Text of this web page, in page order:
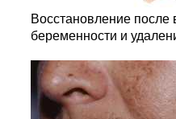
Восстановление после
беременности и